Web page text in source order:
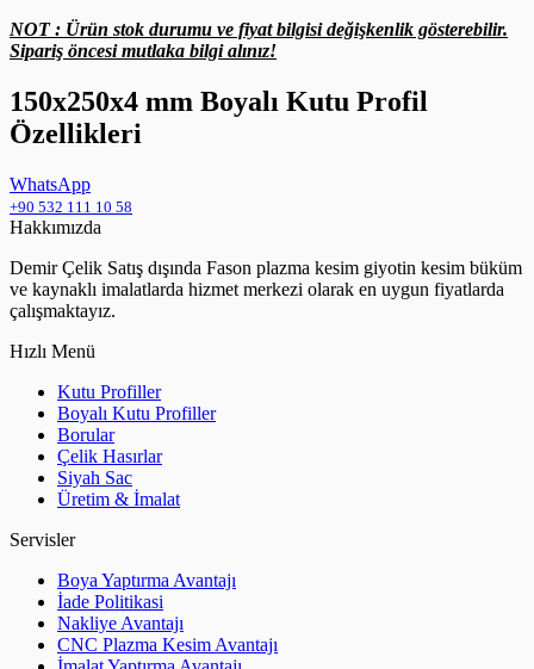
NOT : Ürün stok durumu ve fiyat bilgisi değişkenlik gösterebilir.
Sipariş öncesi mutlaka bilgi alınız!
150x250x4 mm Boyalı Kutu Profil
Özellikleri
WhatsApp
+90 532 111 10 58
Hakkımızda
Demir Çelik Satış dışında Fason plazma kesim giyotin kesim büküm
ve kaynaklı imalatlarda hizmet merkezi olarak en uygun fiyatlarda
çalışmaktayız.
Hızlı Menü
Kutu Profiller
Boyalı Kutu Profiller
Borular
Çelik Hasırlar
Siyah Sac
Üretim & İmalat
Servisler
Boya Yaptırma Avantajı
İade Politikasi
Nakliye Avantajı
CNC Plazma Kesim Avantajı